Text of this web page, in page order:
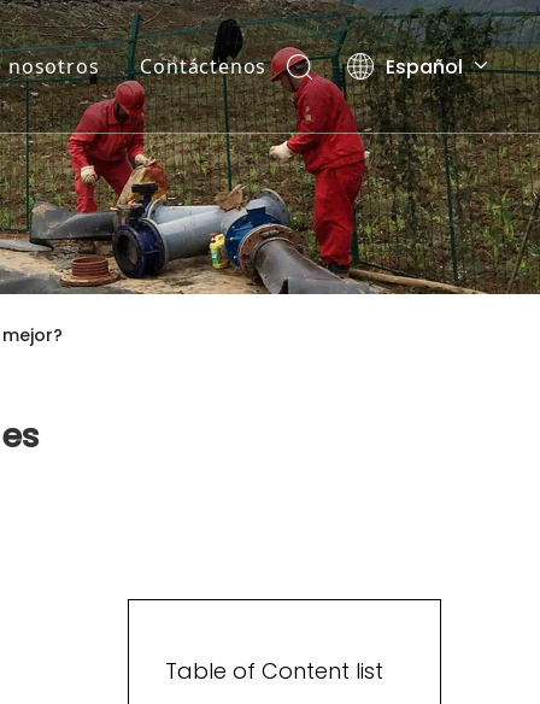
nosotros Contáctenos Español
English
العربية
Pусский
Table of Content list